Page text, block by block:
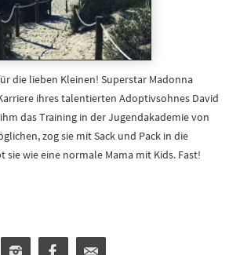
die lieben Kleinen! Superstar Madonna
ihres talentierten Adoptivsohnes David
das Training in der Jugendakademie von
zog sie mit Sack und Pack in die
sie wie eine normale Mama mit Kids. Fast!